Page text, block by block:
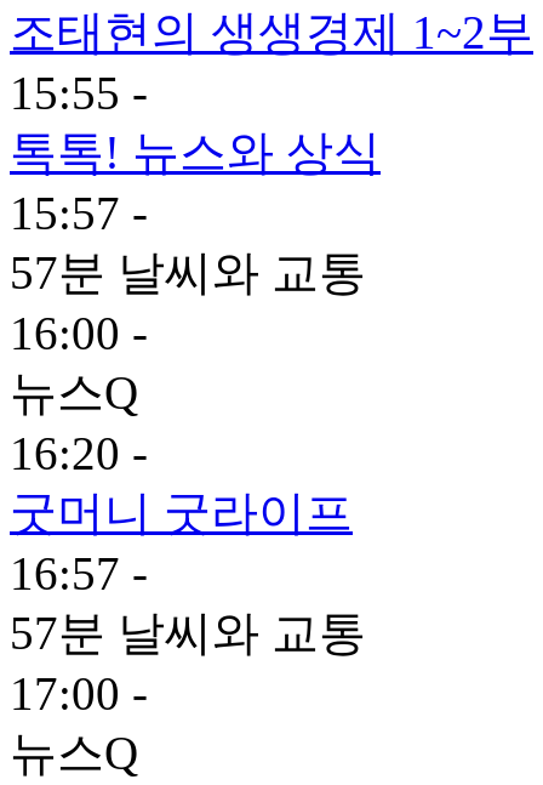
조태현의 생생경제 1~2부
15:55 -
톡톡! 뉴스와 상식
15:57 -
57분 날씨와 교통
16:00 -
뉴스Q
16:20 -
굿머니 굿라이프
16:57 -
57분 날씨와 교통
17:00 -
뉴스Q